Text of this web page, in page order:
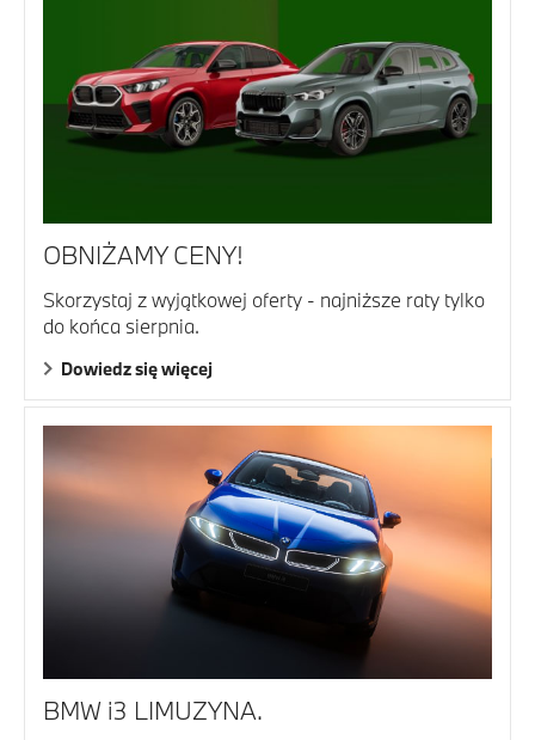
OBNIŻAMY CENY!
Skorzystaj z wyjątkowej oferty - najniższe raty tylko
do końca sierpnia.
Dowiedz się więcej
BMW i3 LIMUZYNA.